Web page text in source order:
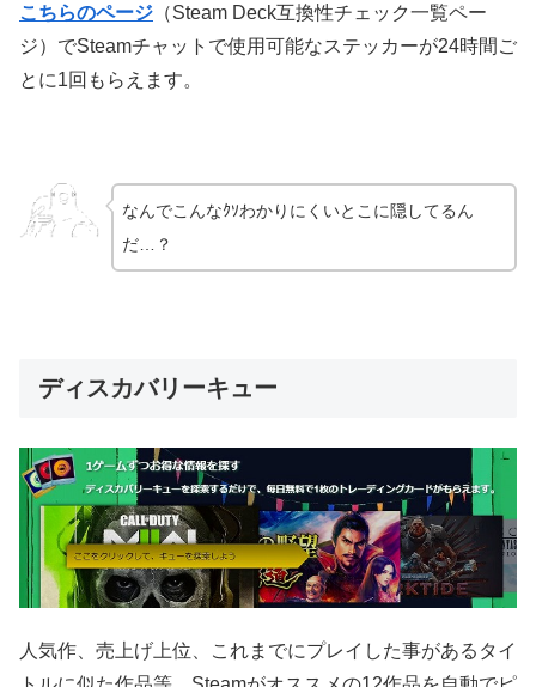
こちらのページ （Steam Deck互換性チェック一覧ペー
ジ）でSteamチャットで使用可能なステッカーが24時間ご
とに1回もらえます。
なんでこんなｸｿわかりにくいとこに隠してるん
だ…？
ディスカバリーキュー
人気作、売上げ上位、これまでにプレイした事があるタイ